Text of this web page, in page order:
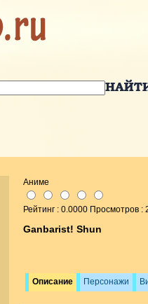
Аниме
Рейтинг : 0.0000 Просмотров :
Ganbarist! Shun
Описание Персонажи